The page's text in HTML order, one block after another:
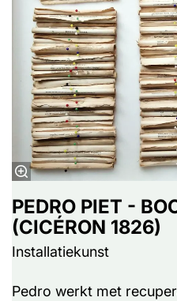
PEDRO PIET -
(CICÉRON 1826)
Installatiekunst
Pedro werkt met